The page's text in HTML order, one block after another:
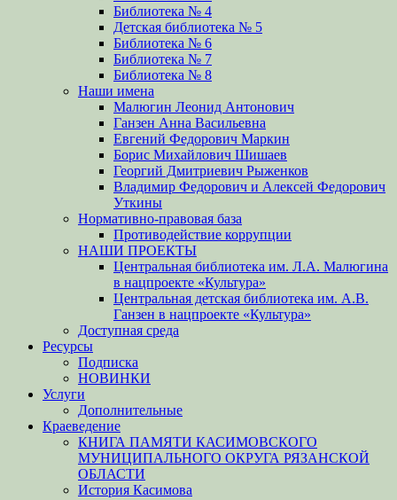
Библиотека № 4
Детская библиотека № 5
Библиотека № 6
Библиотека № 7
Библиотека № 8
Наши имена
Малюгин Леонид Антонович
Ганзен Анна Васильевна
Евгений Федорович Маркин
Борис Михайлович Шишаев
Георгий Дмитриевич Рыженков
Владимир Федорович и Алексей Федорович
Уткины
Нормативно-правовая база
Противодействие коррупции
НАШИ ПРОЕКТЫ
Центральная библиотека им. Л.А. Малюгина
в нацпроекте «Культура»
Центральная детская библиотека им. А.В.
Ганзен в нацпроекте «Культура»
Доступная среда
Ресурсы
Подписка
НОВИНКИ
Услуги
Дополнительные
Краеведение
КНИГА ПАМЯТИ КАСИМОВСКОГО
МУНИЦИПАЛЬНОГО ОКРУГА РЯЗАНСКОЙ
ОБЛАСТИ
История Касимова